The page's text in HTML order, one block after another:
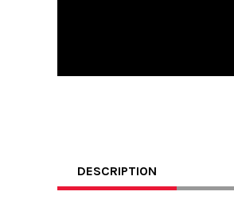
DESCRIPTION